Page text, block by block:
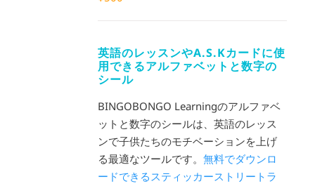
英語のレッスンやA.S.Kカードに使
用できるアルファベットと数字の
シール
BINGOBONGO Learningのアルファベ
ットと数字のシールは、英語のレッス
ンで子供たちのモチベーションを上げ
る最適なツールです。無料でダウンロ
ードできるスティッカーストリートラ